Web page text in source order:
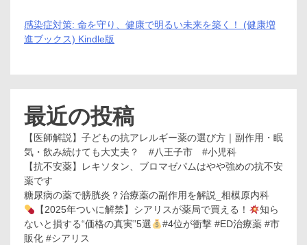
感染症対策: 命を守り、健康で明るい未来を築く！ (健康増
進ブックス) Kindle版
最近の投稿
【医師解説】子どもの抗アレルギー薬の選び方｜副作用・眠
気・飲み続けても大丈夫？ #八王子市 #小児科
【抗不安薬】レキソタン、ブロマゼパムはやや強めの抗不安
薬です
糖尿病の薬で膀胱炎？治療薬の副作用を解説_相模原内科
【2025年ついに解禁】シアリスが薬局で買える！
知ら
ないと損する“価格の真実”5選
#4位が衝撃 #ED治療薬 #市
販化 #シアリス